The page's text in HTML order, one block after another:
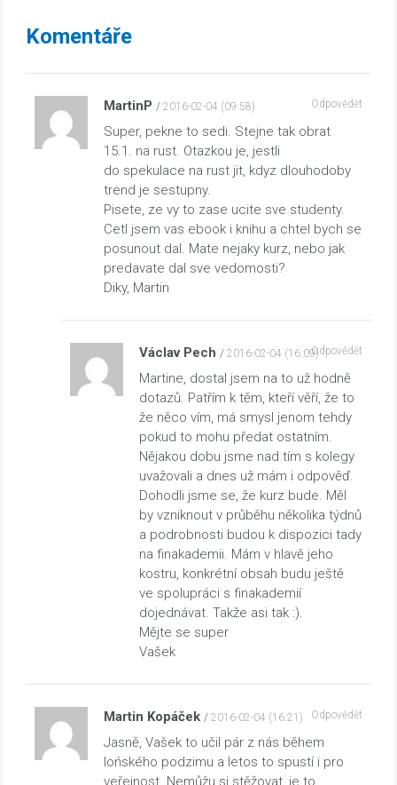
Komentáře
MartinP 2016-02-04 (09:58)
Super, pekne to sedi. Stejne tak obrat
15.1. na rust. Otazkou je, jestli
do spekulace na rust jit, kdyz dlouhodoby
trend je sestupny.
Pisete, ze vy to zase ucite sve studenty.
Cetl jsem vas ebook i knihu a chtel bych se
posunout dal. Mate nejaky kurz, nebo jak
predavate dal sve vedomosti?
Diky, Martin
Odpovědět
Václav Pech 2016-02-04 (16:09)
Martine, dostal jsem na to už hodně
dotazů. Patřím k těm, kteří věří, že to
že něco vím, má smysl jenom tehdy
pokud to mohu předat ostatním.
Nějakou dobu jsme nad tím s kolegy
uvažovali a dnes už mám i odpověď.
Dohodli jsme se, že kurz bude. Měl
by vzniknout v průběhu několika týdnů
a podrobnosti budou k dispozici tady
na finakademii. Mám v hlavě jeho
kostru, konkrétní obsah budu ještě
ve spolupráci s finakademií
dojednávat. Takže asi tak :).
Mějte se super
Vašek
Odpovědět
Martin Kopáček 2016-02-04 (16:21)
Jasně, Vašek to učil pár z nás během
lońského podzimu a letos to spustí i pro
veřejnost. Nemůžu si stěžovat, je to
Odpovědět